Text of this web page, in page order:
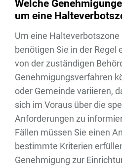
Welche
um eine
Um eine Halteverbotszone
benötigen Sie in der Regel
von der zuständigen
Genehmigungsverfahren
oder Gemeinde variieren,
sich im Voraus über die
Anforderungen zu
Fällen müssen Sie einen
bestimmte Kriterien
Genehmigung zur